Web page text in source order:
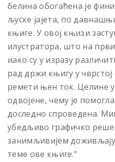
белина обогаћена је
љуске јајета, по
књиге. У овој књизи
илустратора, што на
иако су у изразу
рад држи књигу у
ремети њен ток. Целине у
одвојене, чему је
доследно спроведена.
убедљиво графичко
занимљивијем
теме ове књиге.“